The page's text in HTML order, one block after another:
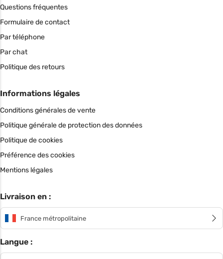
Questions fréquentes
Formulaire de contact
Par téléphone
Par chat
Politique des retours
Informations légales
Conditions générales de vente
Politique générale de protection des données
Politique de cookies
Préférence des cookies
Mentions légales
Livraison en :
France métropolitaine
Langue :